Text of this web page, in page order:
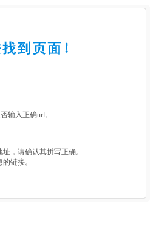
输入正确url。
，请确认其拼写正确。
链接。